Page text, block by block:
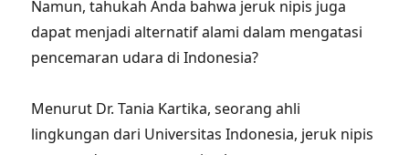
Namun, tahukah Anda bahwa jeruk nipis juga
dapat menjadi alternatif alami dalam mengatasi
pencemaran udara di Indonesia?
Menurut Dr. Tania Kartika, seorang ahli
lingkungan dari Universitas Indonesia, jeruk nipis